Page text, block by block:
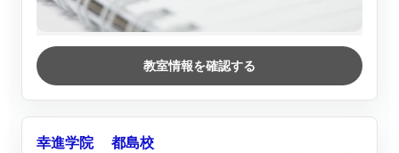
教室情報を確認する
幸進学院 都島校